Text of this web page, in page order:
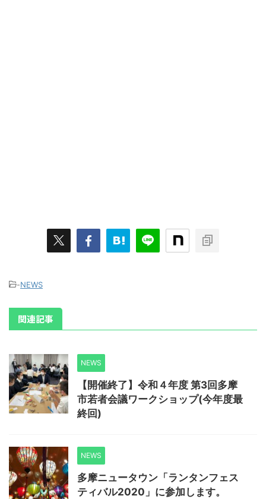
-NEWS
関連記事
NEWS
【開催終了】令和４年度 第3回多摩
市若者会議ワークショップ(今年度最
終回)
NEWS
多摩ニュータウン「ランタンフェス
ティバル2020」に参加します。